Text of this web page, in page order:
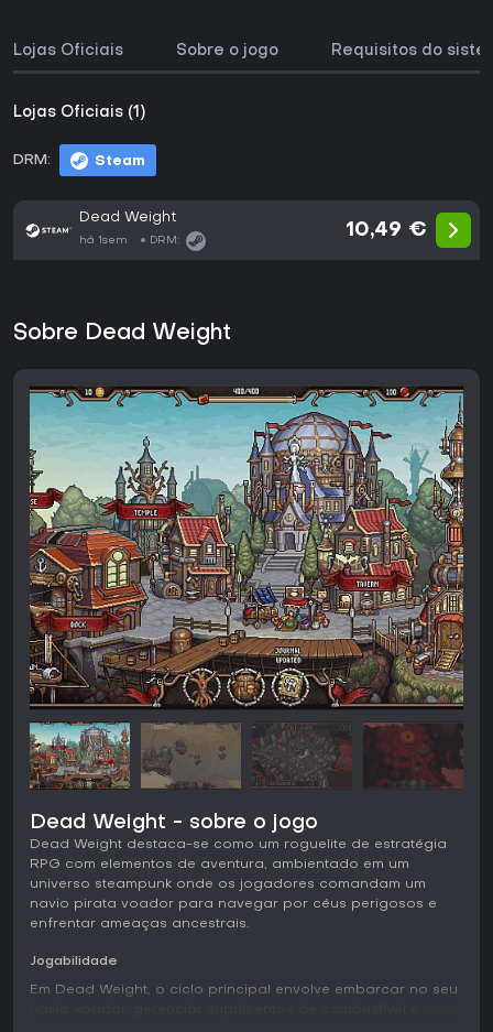
Lojas Oficiais Sobre o jogo Requisitos do
Lojas Oficiais (1)
DRM: Steam
Dead Weight
há 1sem DRM:
10,49 €
Sobre Dead Weight
Dead Weight - sobre o jogo
Dead Weight destaca-se como um roguelite de estratégia
RPG com elementos de aventura, ambientado em um
universo steampunk onde os jogadores comandam um
navio pirata voador para navegar por céus perigosos e
enfrentar ameaças ancestrais.
Jogabilidade
Em Dead Weight, o ciclo principal envolve embarcar no seu